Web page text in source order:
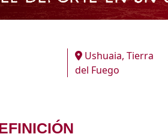
Ushuaia, Tierra
del Fuego